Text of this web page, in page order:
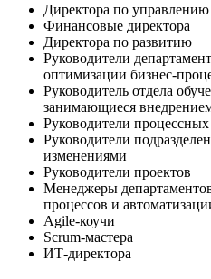
Директора по
Финансовые директора
Директора по развитию
Руководители
оптимизации бизнес-
Руководитель отдела
занимающиеся
Руководители
Руководители
изменениями
Руководители проектов
Менеджеры
процессов и
Agile-коучи
Scrum-мастера
ИТ-директора